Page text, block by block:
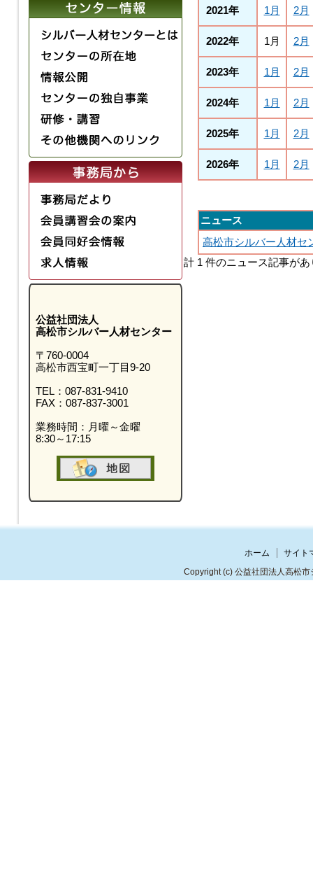
公益社団法人
高松市シルバー人材センター
〒760-0004
高松市西宝町一丁目9-20
TEL：087-831-9410
FAX：087-837-3001
業務時間：月曜～金曜
8:30～17:15
2021年 1月 2月
2022年 1月 2月
2023年 1月 2月
2024年 1月 2月
2025年 1月 2月
2026年 1月 2月
ニュース
高松市シルバー人材セ
計 1 件のニュース記事があ
ホーム
サイト
Copyright(c) 公益社団法人高松市